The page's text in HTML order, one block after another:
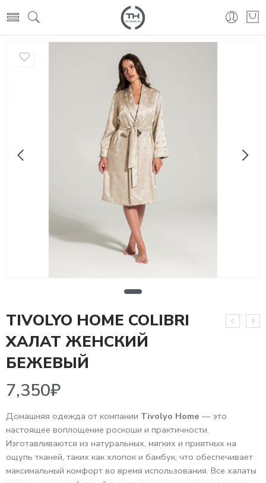
TIVOLYO HOME COLIBRI
ХАЛАТ ЖЕНСКИЙ
БЕЖЕВЫЙ
7,350₽
Домашняя одежда от компании Tivolyo Home — это
настоящее воплощение роскоши и практичности.
Изготавливаются из натуральных, мягких и приятных на
ощупь тканей, таких как хлопок и бамбук, что обеспечивает
максимальный комфорт во время использования. Все халаты